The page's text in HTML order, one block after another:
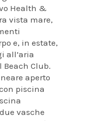
Health &
vista mare,
e, in estate,
all’aria
Beach Club.
aperto
piscina
vasche